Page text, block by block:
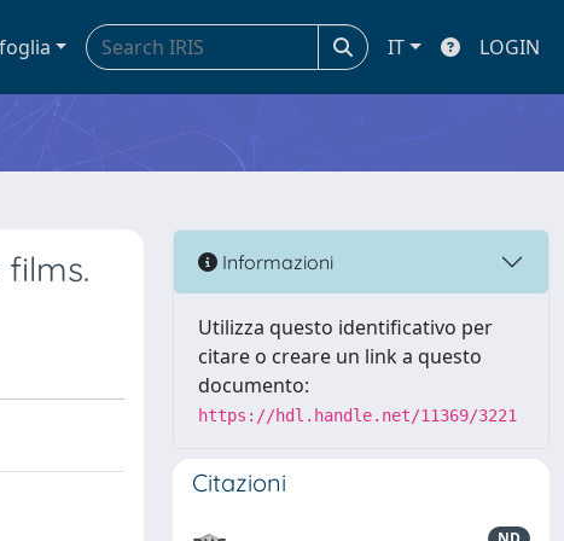
IT LOGIN
Informazioni
Utilizza questo identificativo per
citare o creare un link a questo
documento:
https://hdl.handle.net/11369/3221
Citazioni